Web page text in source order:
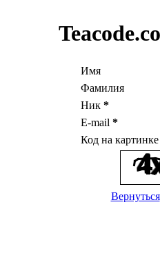
Имя
Фамилия
Ник *
E-mail *
Код на
Вернуться